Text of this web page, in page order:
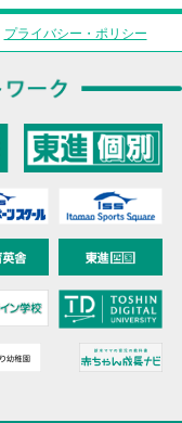
プライバシー・ポリシー